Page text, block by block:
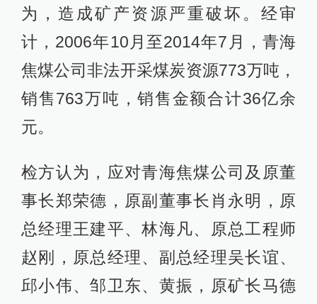
为，造成矿产资源严重破坏。经审
计，2006年10月至2014年7月，青海
焦煤公司非法开采煤炭资源773万吨，
销售763万吨，销售金额合计36亿余
元。
检方认为，应对青海焦煤公司及原董
事长郑荣德，原副董事长肖永明，原
总经理王建平、林海凡、原总工程师
赵刚，原总经理、副总经理吴长谊、
邱小伟、邹卫东、黄振，原矿长马德